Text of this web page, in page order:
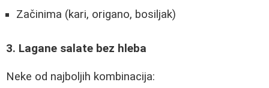
Začinima (kari, origano, bosiljak)
3. Lagane salate bez hleba
Neke od najboljih kombinacija: